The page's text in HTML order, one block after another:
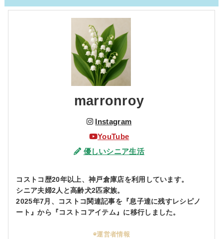
marronroy
Instagram
YouTube
優しいシニア生活
コストコ歴20年以上、神戸倉庫店を利用しています。
シニア夫婦2人と高齢犬2匹家族。
2025年7月、コストコ関連記事を『息子達に残すレシピノ
ート』から『コストコアイテム』に移行しました。
◉運営者情報